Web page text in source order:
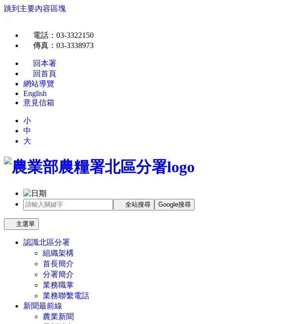
跳到主要內容區塊
電話 ：03-3322150
傳真 ：03-3338973
回本署
回首頁
網站導覽
English
意見信箱
小
中
大
全站搜尋 Google搜尋
主選單
認識北區分署
組織架構
首長簡介
分署簡介
業務職掌
業務聯繫電話
新聞最前線
農業新聞